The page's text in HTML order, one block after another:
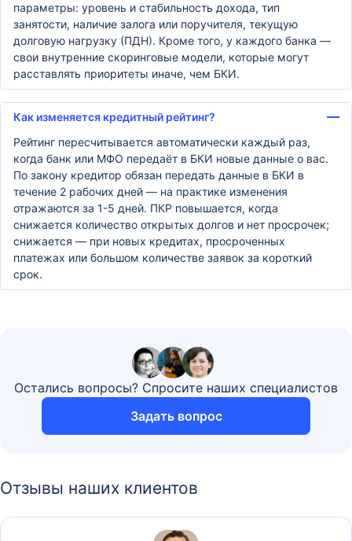
параметры: уровень и стабильность дохода, тип
занятости, наличие залога или поручителя, текущую
долговую нагрузку (ПДН). Кроме того, у каждого банка —
свои внутренние скоринговые модели, которые могут
расставлять приоритеты иначе, чем БКИ.
Как изменяется кредитный рейтинг?
Рейтинг пересчитывается автоматически каждый раз,
когда банк или МФО передаёт в БКИ новые данные о вас.
По закону кредитор обязан передать данные в БКИ в
течение 2 рабочих дней — на практике изменения
отражаются за 1-5 дней. ПКР повышается, когда
снижается количество открытых долгов и нет просрочек;
снижается — при новых кредитах, просроченных
платежах или большом количестве заявок за короткий
срок.
Остались вопросы? Спросите наших специалистов
Задать вопрос
Отзывы наших клиентов